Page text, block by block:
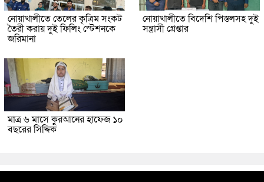
নোয়াখালীতে তেলের কৃত্রিম সংকট
তৈরী করায় দুই ফিলিং স্টেশনকে
জরিমানা
নোয়াখালীতে বিদেশি পিস্তলসহ দুই
সন্ত্রাসী গ্রেপ্তার
মাত্র ৬ মাসে কুরআনের হাফেজ ১০
বছরের সিদ্দিক